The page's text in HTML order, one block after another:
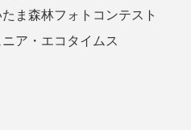
ま森林フォトコンテスト
ア・エコタイムス